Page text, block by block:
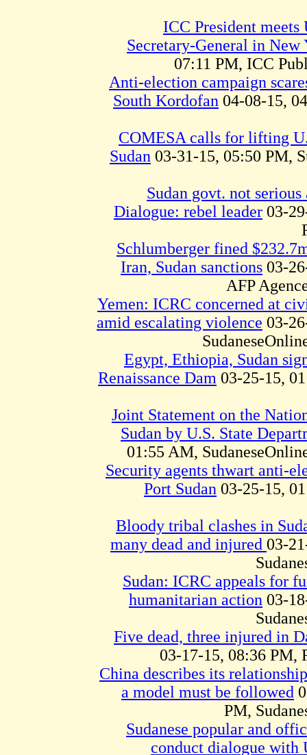
ICC President
Secretary-General in New
07:11 PM, ICC
Anti-election campaign
South Kordofan 04-08-15,
COMESA calls for lifting
Sudan 03-31-15, 05:50 PM,
Sudan govt. not
Dialogue: rebel leader 03-
Schlumberger fined
Iran, Sudan sanctions 03-
AFP
Yemen: ICRC concerned at
amid escalating violence 03-
Egypt, Ethiopia, Sudan
Renaissance Dam 03-25-15,
Joint Statement on the
Sudan by U.S. State
01:55 AM,
Security agents thwart anti-
Port Sudan 03-25-15,
Bloody tribal clashes in
many dead and injured 03-
Sudan: ICRC appeals for
humanitarian action 03-
Five dead, three injured in
03-17-15, 08:36 PM,
China describes its
a model must be followed
PM,
Sudanese popular and
conduct dialogue with